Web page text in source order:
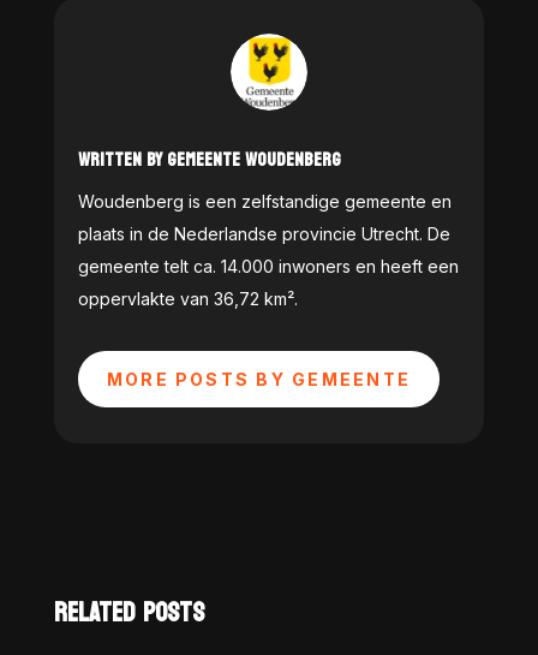
WRITTEN BY GEMEENTE WOUDENBERG
Woudenberg is een zelfstandige gemeente en
plaats in de Nederlandse provincie Utrecht. De
gemeente telt ca. 14.000 inwoners en heeft een
oppervlakte van 36,72 km².
MORE POSTS BY GEMEENTE
RELATED POSTS